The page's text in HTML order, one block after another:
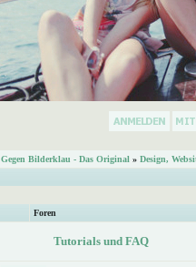
Gegen Bilderklau - Das Original » Design,
Foren
Tutorials und FAQ